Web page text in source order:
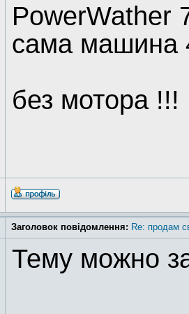
PowerWather
сама машина
без мотора !!!
Заголовок повідомлення: Re: продам
Тему можно